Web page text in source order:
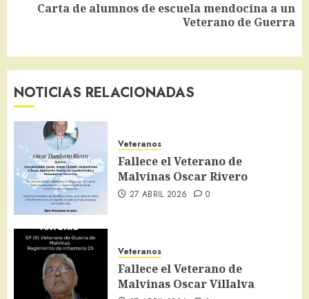
Siguiente
Carta de alumnos de escuela mendocina a un
Veterano de Guerra
NOTICIAS RELACIONADAS
Veteranos
Fallece el Veterano de
Malvinas Oscar Rivero
27 ABRIL 2026 0
Veteranos
Fallece el Veterano de
Malvinas Oscar Villalva